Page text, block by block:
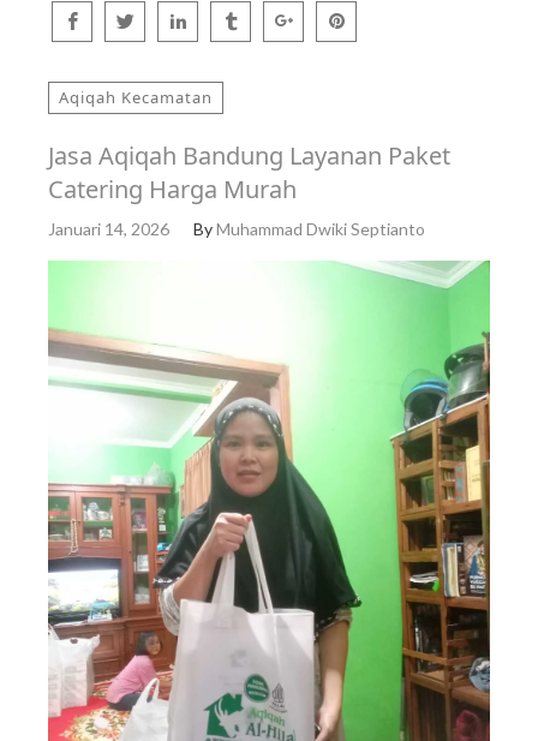
Aqiqah Kecamatan
Jasa Aqiqah Bandung Layanan Paket
Catering Harga Murah
Januari 14, 2026 ByMuhammad Dwiki Septianto